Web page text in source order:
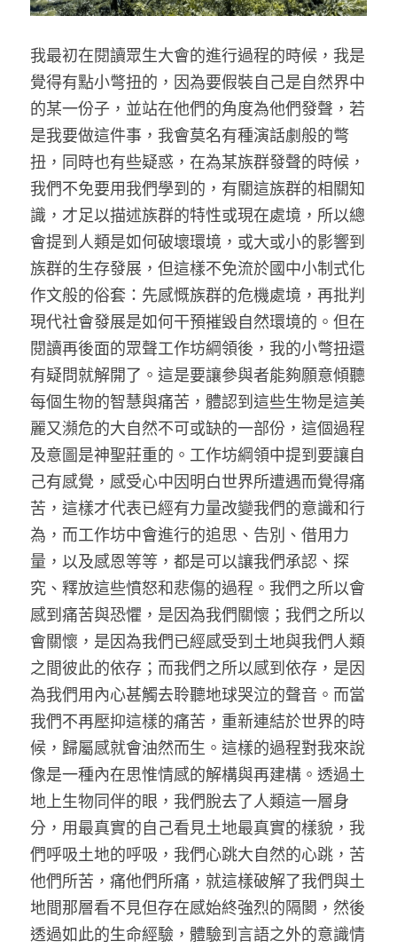
我最初在閱讀眾生大會的進行過程的時候，我是
覺得有點小彆扭的，因為要假裝自己是自然界中
的某一份子，並站在他們的角度為他們發聲，若
是我要做這件事，我會莫名有種演話劇般的彆
扭，同時也有些疑惑，在為某族群發聲的時候，
我們不免要用我們學到的，有關這族群的相關知
識，才足以描述族群的特性或現在處境，所以總
會提到人類是如何破壞環境，或大或小的影響到
族群的生存發展，但這樣不免流於國中小制式化
作文般的俗套：先感慨族群的危機處境，再批判
現代社會發展是如何干預摧毀自然環境的。但在
閱讀再後面的眾聲工作坊綱領後，我的小彆扭還
有疑問就解開了。這是要讓參與者能夠願意傾聽
每個生物的智慧與痛苦，體認到這些生物是這美
麗又瀕危的大自然不可或缺的一部份，這個過程
及意圖是神聖莊重的。工作坊綱領中提到要讓自
己有感覺，感受心中因明白世界所遭遇而覺得痛
苦，這樣才代表已經有力量改變我們的意識和行
為，而工作坊中會進行的追思、告別、借用力
量，以及感恩等等，都是可以讓我們承認、探
究、釋放這些憤怒和悲傷的過程。我們之所以會
感到痛苦與恐懼，是因為我們關懷；我們之所以
會關懷，是因為我們已經感受到土地與我們人類
之間彼此的依存；而我們之所以感到依存，是因
為我們用內心甚觸去聆聽地球哭泣的聲音。而當
我們不再壓抑這樣的痛苦，重新連結於世界的時
候，歸屬感就會油然而生。這樣的過程對我來說
像是一種內在思惟情感的解構與再建構。透過土
地上生物同伴的眼，我們脫去了人類這一層身
分，用最真實的自己看見土地最真實的樣貌，我
們呼吸土地的呼吸，我們心跳大自然的心跳，苦
他們所苦，痛他們所痛，就這樣破解了我們與土
地間那層看不見但存在感始終強烈的隔閡，然後
透過如此的生命經驗，體驗到言語之外的意識情